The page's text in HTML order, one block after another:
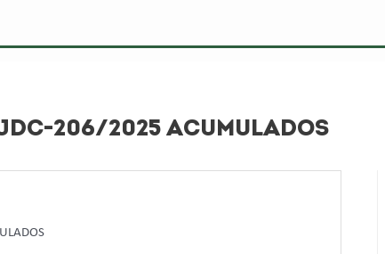
206/2025 ACUMULADOS